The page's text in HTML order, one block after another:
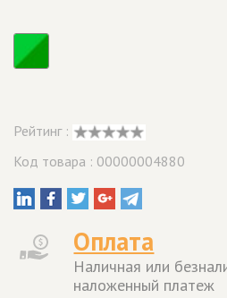
Рейтинг :
Код товара : 00000004880
Оплата
Наличная или
наложенный платеж